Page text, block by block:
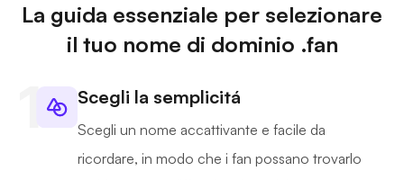
La guida essenziale per selezionare
il tuo nome di dominio .fan
Scegli la semplicitá
Scegli un nome accattivante e facile da
ricordare, in modo che i fan possano trovarlo